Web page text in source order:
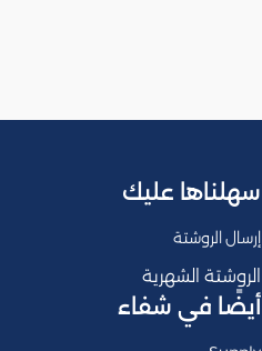
سهلناها عليك
إرسال الروشتة
الروشتة الشهرية
أيضًا في شفاء